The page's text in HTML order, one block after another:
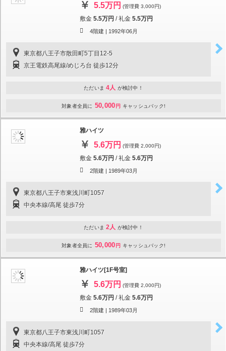
5.5万円 (管理費 3,000円)
敷金 5.5万円 /礼金 5.5万円
4階建 | 1992年06月
東京都八王子市散田町5丁目12-5
京王電鉄高尾線/めじろ台 徒歩12分
ただいま 4人 が検討中！
対象者全員に 50,000 円 キャッシュバック!
雅ハイツ
5.6万円 (管理費 2,000円)
敷金 5.6万円 /礼金 5.6万円
2階建 | 1989年03月
東京都八王子市東浅川町1057
中央本線/高尾 徒歩7分
ただいま 2人 が検討中！
対象者全員に 50,000 円 キャッシュバック!
雅ハイツ[1F号室]
5.6万円 (管理費 2,000円)
敷金 5.6万円 /礼金 5.6万円
2階建 | 1989年03月
東京都八王子市東浅川町1057
中央本線/高尾 徒歩7分